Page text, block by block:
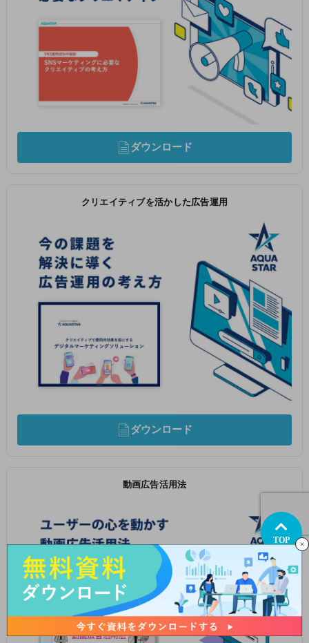
ダウンロード
クリエイティブを活かした広告運用
ダウンロード
動画広告活用法
TOP